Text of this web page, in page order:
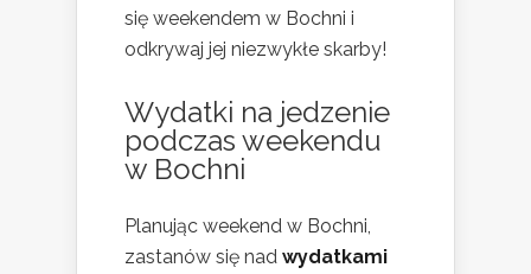
się weekendem w Bochni i
odkrywaj jej niezwykłe skarby!
Wydatki na jedzenie
podczas weekendu
w Bochni
Planując weekend w Bochni,
zastanów się nad wydatkami